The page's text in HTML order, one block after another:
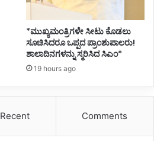
*ಮುಖ್ಯಮಂತ್ರಿಗಳೇ ಸೀಟು ಕೊಡಲು
ಸೂಚಿಸಿದರೂ ಒಪ್ಪದ ಪ್ರಾಂಶುಪಾಲರು!
ಶಾಲಾದಿನಗಳನ್ನು ಸ್ಮರಿಸಿದ ಸಿಎಂ*
19 hours ago
Recent Comments